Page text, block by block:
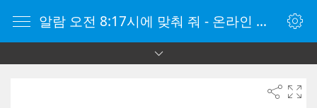
알람 오전 8:17시에 맞춰 줘 - 온라인 알람 시계 - 자명종 온라인 - 온라인 자명종